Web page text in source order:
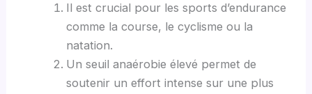
Il est crucial pour les sports d’endurance
comme la course, le cyclisme ou la
natation.
Un seuil anaérobie élevé permet de
soutenir un effort intense sur une plus